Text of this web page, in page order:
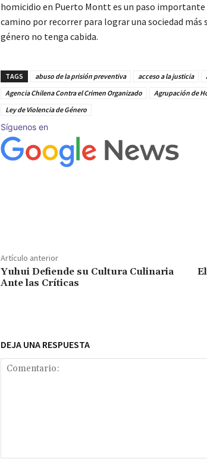
homicidio en Puerto Montt es un paso importante
camino por recorrer para lograr una sociedad más
género no tenga cabida.
TAGS abuso de la prisión preventiva acceso a la justicia
Agencia Chilena Contra el Crimen Organizado
Agrupación de
Ley de Violencia de Género
Síguenos en
Artículo anterior
Yuhui Defiende su Cultura Culinaria
Ante las Críticas
DEJA UNA RESPUESTA